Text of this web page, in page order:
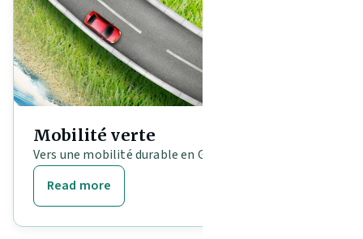
Mobilité verte
Vers une mobilité durable en Guadeloupe
Read more